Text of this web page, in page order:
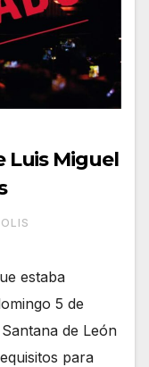
Luis Miguel
estaba
5 de
de León
para